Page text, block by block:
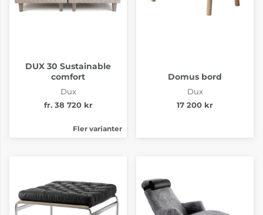
DUX 30 Sustainable
comfort
Dux
fr. 38 720 kr
Fler varianter
Domus bord
Dux
17 200 kr